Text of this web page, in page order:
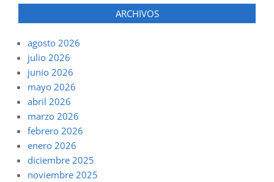
ARCHIVOS
agosto 2026
julio 2026
junio 2026
mayo 2026
abril 2026
marzo 2026
febrero 2026
enero 2026
diciembre 2025
noviembre 2025